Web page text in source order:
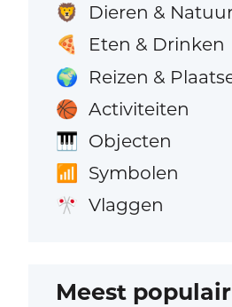
🦁 Dieren &
🍕 Eten & Drinken
🌍 Reizen &
🏀 Activiteiten
🎹 Objecten
📶 Symbolen
🎌 Vlaggen
Meest populair